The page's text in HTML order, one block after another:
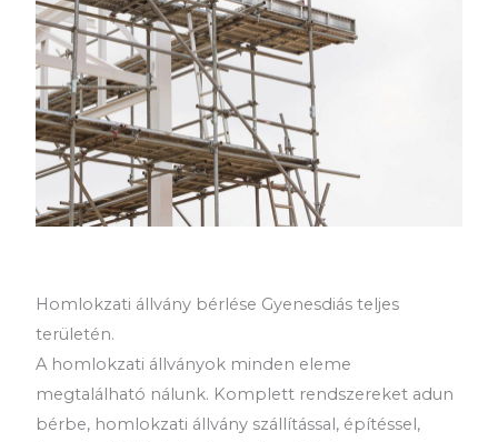
Homlokzati állvány bérlése Gyenesdiás teljes
területén.
A homlokzati állványok minden eleme
megtalálható nálunk. Komplett rendszereket adun
bérbe, homlokzati állvány szállítással, építéssel,